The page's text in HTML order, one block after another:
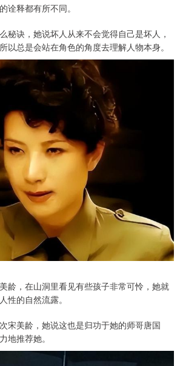
诠释都有所不同。
秘诀，她说坏人从来不会觉得自己是坏人，
以总是会站在角色的角度去理解人物本身。
龄，在山洞里看见有些孩子非常可怜，她就
性的自然流露。
宋美龄，她说这也是归功于她的师哥唐国
地推荐她。